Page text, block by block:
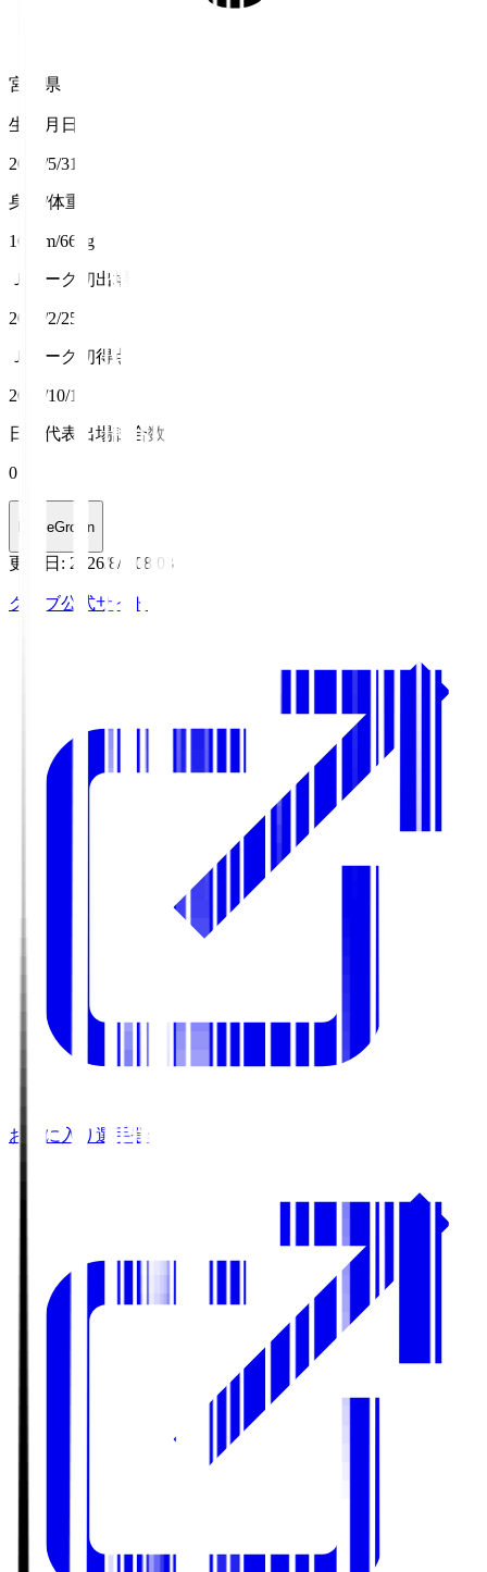
宮城県
生年月日
2000/5/31
身長/体重
168cm/66kg
Ｊリーグ初出場
2024/2/25
Ｊリーグ初得点
2024/10/19
日本代表出場試合数
0
HomeGrown
更新日 : 2026/8/6 08:03
クラブ公式サイト
お気に入り選手登録